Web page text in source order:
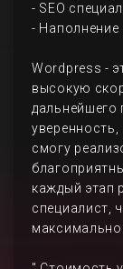
- SEO
- Наполнение
Wordpress -
высокую
дальнейшего
смогу
каждый этап
специалист,